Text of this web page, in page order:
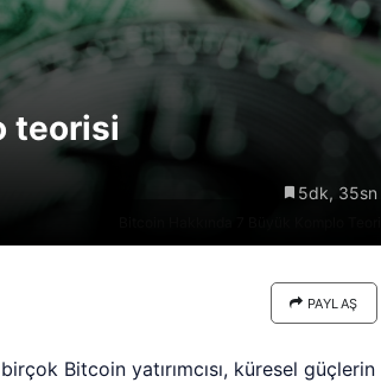
teorisi
5dk, 35sn
PAYLAŞ
Bitcoin yatırımcısı, küresel güçlerin
Riski: Uzun Vadeli HYPER
Boğaları 31,1 Milyon Dolarlık
Birikim Yapıyor